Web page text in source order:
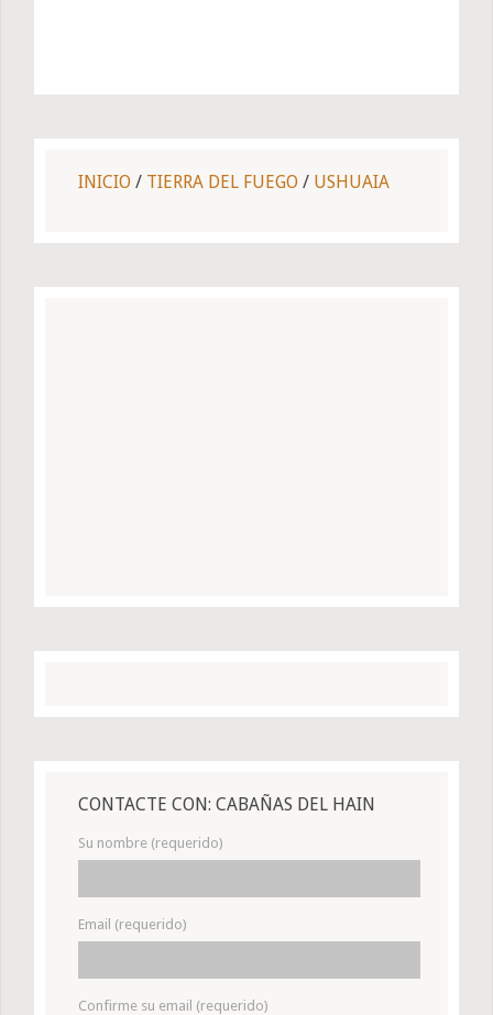
INICIO / TIERRA DEL FUEGO / USHUAIA
CONTACTE CON: CABAÑAS DEL HAIN
Su nombre (requerido)
Email (requerido)
Confirme su email (requerido)